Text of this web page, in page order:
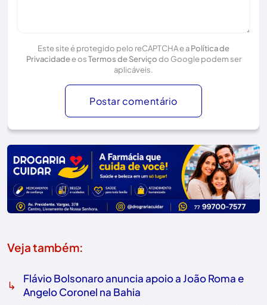
Este site é protegido pelo reCAPTCHA e aPolítica de
Privacidadee osTermos de Serviçodo Google podem ser
aplicáveis.
Postar comentário
Veja também:
↳
Flávio Bolsonaro anuncia apoio a João Roma e
Angelo Coronel na Bahia